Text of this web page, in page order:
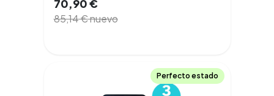
70,90€
85,14€nuevo
Perfecto estado